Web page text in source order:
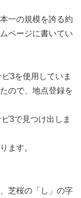
一の規模を誇る約
ページに書いてい
3を使用していま
ので、地点登録を
3で見つけ出しま
ます。
芝桜の「し」の字